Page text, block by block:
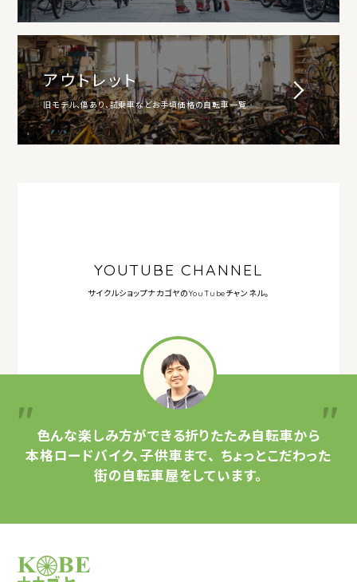
アウトレット
旧モデル、傷あり、試乗車などお手頃価格の自転車一覧
YOUTUBE CHANNEL
サイクルショップナカゴヤのYouTubeチャンネル。
色んな楽しみ方ができる折りたたみ自転車から
本格ロードバイク、子供車まで、 ちょっとこだわった
街の自転車屋をしています。
サイクルショップナカゴヤ